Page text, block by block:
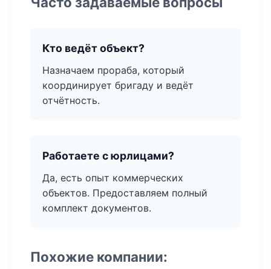
Кто ведёт объект?
Назначаем прораба, который
координирует бригаду и ведёт
отчётность.
Работаете с юрлицами?
Да, есть опыт коммерческих
объектов. Предоставляем полный
комплект документов.
Похожие компании: